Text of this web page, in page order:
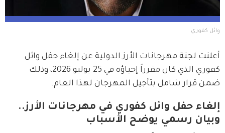
وائل كفوري
أعلنت لجنة مهرجانات الأرز الدولية عن إلغاء حفل وائل
كفوري الذي كان مقرراً إحياؤه في 25 يوليو 2026، وذلك
ضمن قرار شامل بتأجيل المهرجان لهذا العام.
إلغاء حفل وائل كفوري في مهرجانات الأرز..
وبيان رسمي يوضح الأسباب